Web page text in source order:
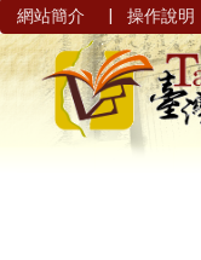
網站簡介 | 操作說明